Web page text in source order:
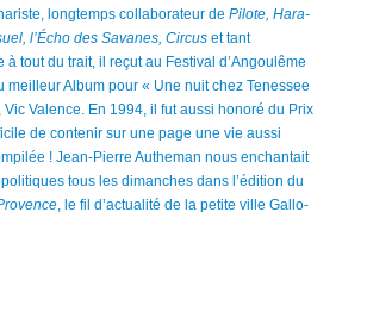
longtemps collaborateur de Pilote, Hara-
l’Écho des Savanes, Circus et tant
à tout du trait, il reçut au Festival d’Angoulême
meilleur Album pour « Une nuit chez Tenessee
Valence. En 1994, il fut aussi honoré du Prix
de contenir sur une page une vie aussi
! Jean-Pierre Autheman nous enchantait
tous les dimanches dans l’édition du
, le fil d’actualité de la petite ville Gallo-